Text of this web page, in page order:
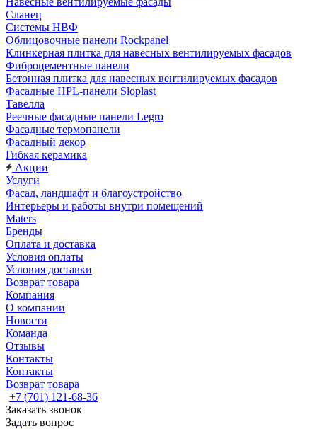
Сланец
Системы НВФ
Облицовочные панели Rockpanel
Клинкерная плитка для навесных вентилируемых фасадов
Фиброцементные панели
Бетонная плитка для навесных вентилируемых фасадов
Фасадные HPL-панели Sloplast
Тавелла
Реечные фасадные панели Legro
Фасадные термопанели
Фасадный декор
Гибкая керамика
Акции
Услуги
Фасад, ландшафт и благоустройство
Интерьеры и работы внутри помещений
Maters
Бренды
Оплата и доставка
Условия оплаты
Условия доставки
Возврат товара
Компания
О компании
Новости
Команда
Отзывы
Контакты
Контакты
Возврат товара
+7 (701) 121-68-36
Заказать звонок
Задать вопрос